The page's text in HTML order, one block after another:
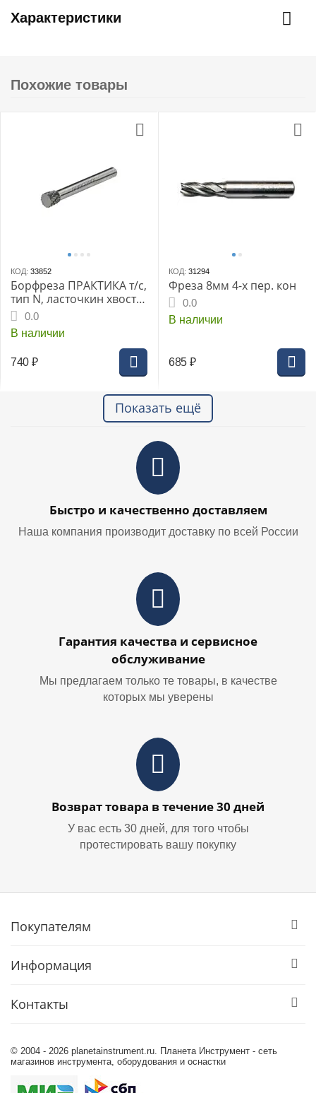
Характеристики
Похожие товары
КОД: 33852
Борфреза ПРАКТИКА т/с,
тип N, ласточкин хвост
8х9мм хв.6мм (644-580)
0.0
В наличии
740 ₽
КОД: 31294
Фреза 8мм 4-х пер. кон
0.0
В наличии
685 ₽
Показать ещё
Быстро и качественно доставляем
Наша компания производит доставку по всей России
Гарантия качества и сервисное
обслуживание
Мы предлагаем только те товары, в качестве
которых мы уверены
Возврат товара в течение 30 дней
У вас есть 30 дней, для того чтобы
протестировать вашу покупку
Покупателям
Информация
Контакты
© 2004 - 2026 planetainstrument.ru. Планета Инструмент - сеть
магазинов инструмента, оборудования и оснастки